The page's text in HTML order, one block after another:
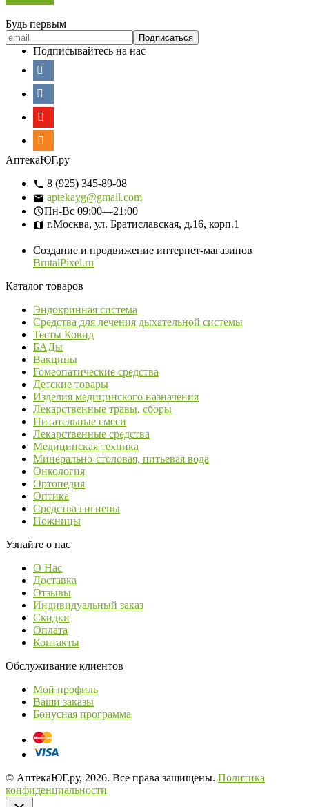
Будь первым
Подписывайтесь на нас
АптекаЮГ.ру
8 (925) 345-89-08
aptekayg@gmail.com
Пн-Вс 09:00—21:00
г.Москва, ул. Братиславская, д.16, корп.1
Создание и продвижение интернет-магазинов
BrutalPixel.ru
Каталог товаров
Эндокринная система
Средства для лечения дыхательной системы
Тесты Ковид
БАДы
Вакцины
Гомеопатические средства
Детские товары
Изделия медицинского назначения
Лекарственные травы, сборы
Питательные смеси
Лекарственные средства
Медицинская техника
Минерально-столовая, питьевая вода
Онкология
Ортопедия
Оптика
Средства гигиены
Ножницы
Узнайте о нас
О Нас
Доставка
Отзывы
Индивидуальный заказ
Скидки
Оплата
Контакты
Обслуживание клиентов
Мой профиль
Ваши заказы
Бонусная программа
© АптекаЮГ.ру, 2026. Все права защищены. Политика
конфиденциальности